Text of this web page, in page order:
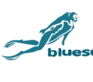
Zum Hauptinhalt